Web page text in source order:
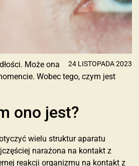
24 LISTOPADA 2023
Może ona
Wobec tego, czym jest
ono jest?
wielu struktur aparatu
narażona na kontakt z
reakcji organizmu na kontakt z